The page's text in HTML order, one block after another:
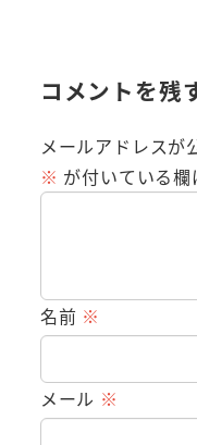
コメントを残
メールアドレスが
※ が付いている
名前 ※
メール ※